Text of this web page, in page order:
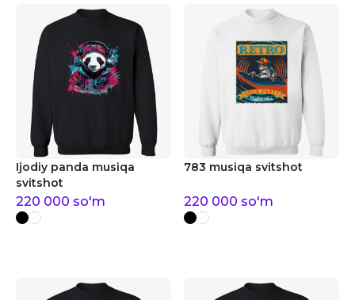
Ijodiy panda musiqa
svitshot
220 000 so'm
783 musiqa svitshot
220 000 so'm